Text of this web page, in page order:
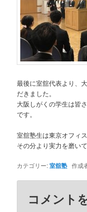
最後に室舘代表より、
だきました。
大阪しがくの学生は皆
です。
室舘塾生は東京オフィ
その分より実力を磨い
カテゴリー:室舘塾 作成
コメント